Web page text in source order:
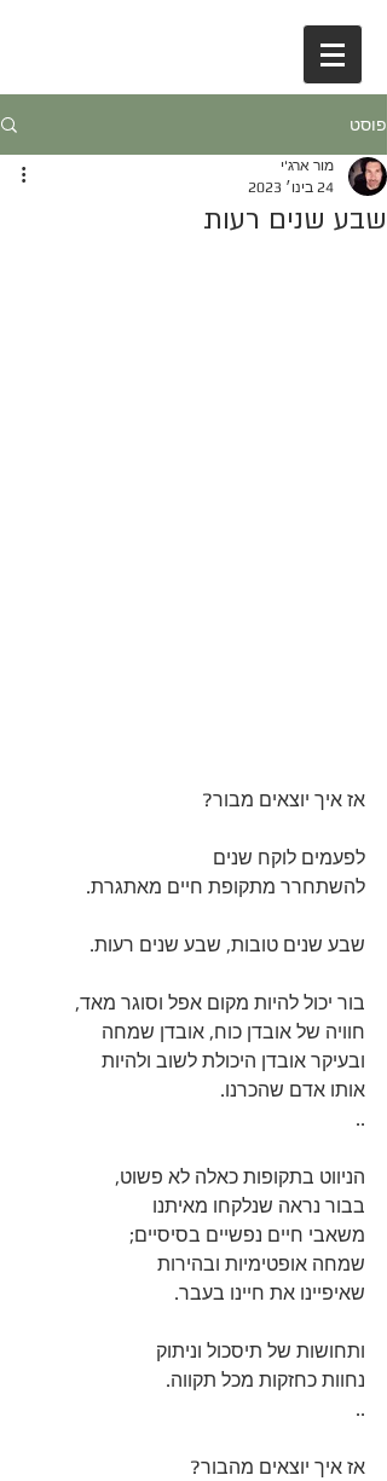
פוסט
שבע שנים רעות
מור ארג'י
24 בינו׳ 2023
אז איך יוצאים מבור?
לפעמים לוקח שנים
להשתחרר מתקופת חיים מאתגרת.
שבע שנים טובות, שבע שנים רעות.
בור יכול להיות מקום אפל וסוגר מאד,
חוויה של אובדן כוח, אובדן שמחה
ובעיקר אובדן היכולת לשוב ולהיות
אותו אדם שהכרנו.
..
הניווט בתקופות כאלה לא פשוט,
בבור נראה שנלקחו מאיתנו
משאבי חיים נפשיים בסיסיים;
שמחה אופטימיות ובהירות
שאיפיינו את חיינו בעבר.
ותחושות של תיסכול וניתוק
נחוות כחזקות מכל תקווה.
..
אז איך יוצאים מהבור?